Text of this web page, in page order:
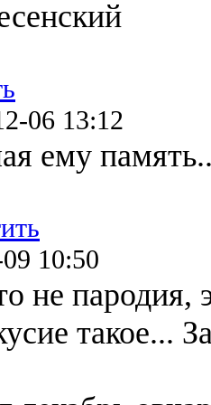
06 13:12
ему
10:50
не пародия,
такое...